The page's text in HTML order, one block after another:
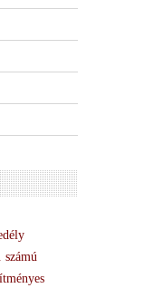
számú